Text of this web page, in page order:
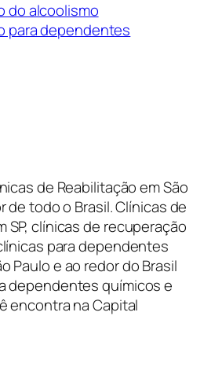
do alcoolismo
para dependentes
de Reabilitação em São
de todo o Brasil. Clínicas de
SP, clínicas de recuperação
para dependentes
Paulo e ao redor do Brasil
dependentes químicos e
encontra na Capital